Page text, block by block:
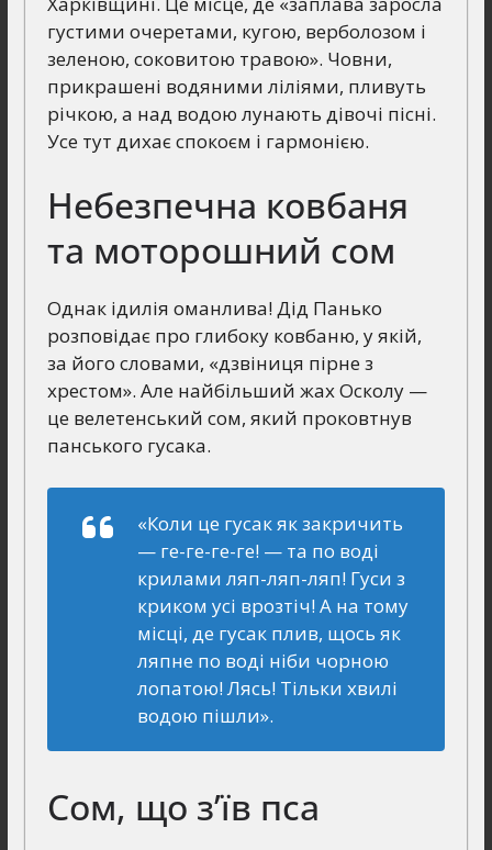
густими очеретами, кугою, верболозом і
зеленою, соковитою травою». Човни,
прикрашені водяними ліліями, пливуть
річкою, а над водою лунають дівочі пісні.
Усе тут дихає спокоєм і гармонією.
Небезпечна ковбаня
та моторошний сом
Однак ідилія оманлива! Дід Панько
розповідає про глибоку ковбаню, у якій,
за його словами, «дзвіниця пірне з
хрестом». Але найбільший жах Осколу —
це велетенський сом, який проковтнув
панського гусака.
«Коли це гусак як закричить
— ге-ге-ге-ге! — та по воді
крилами ляп-ляп-ляп! Гуси з
криком усі врозтіч! А на тому
місці, де гусак плив, щось як
ляпне по воді ніби чорною
лопатою! Лясь! Тільки хвилі
водою пішли».
Сом, що з’їв пса